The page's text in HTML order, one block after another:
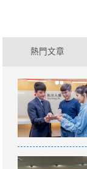
熱門文章